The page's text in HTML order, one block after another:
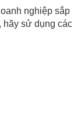
nghiệp sắp
hãy sử dụng các